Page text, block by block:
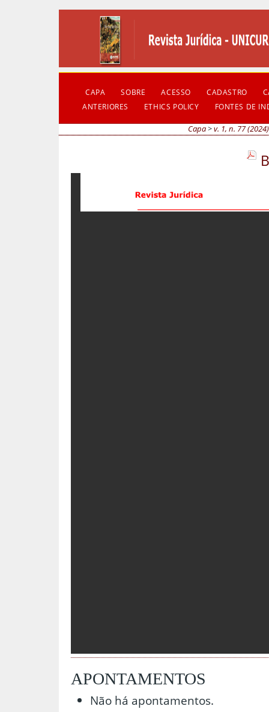
CAPA SOBRE ACESSO CADASTRO
ANTERIORES
ETHICS POLICY FONTES DE
Capa>v. 1, n. 77 (2024)
APONTAMENTOS
Não há apontamentos.